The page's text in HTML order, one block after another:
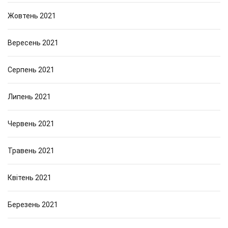
Жовтень 2021
Вересень 2021
Серпень 2021
Липень 2021
Червень 2021
Травень 2021
Квітень 2021
Березень 2021